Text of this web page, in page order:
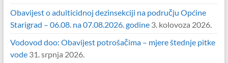
Obavijest o adulticidnoj dezinsekciji na području Općine
Starigrad – 06.08. na 07.08.2026. godine 3. kolovoza 2026.
Vodovod doo: Obavijest potrošačima – mjere štednje pitke
vode 31. srpnja 2026.